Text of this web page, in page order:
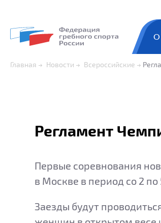
О
Главная Новости Всероссийские
Регламент
Первые соревнования
в Москве в период со 2
Заезды будут